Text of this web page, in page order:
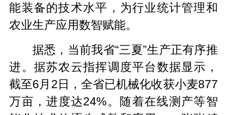
能装备的技术水平，为行业统计管理和
农业生产应用数智赋能。
据悉，当前我省“三夏”生产正有序推
进。据苏农云指挥调度平台数据显示，
截至6月2日，全省已机械化收获小麦877
万亩，进度达24%。随着在线测产等智